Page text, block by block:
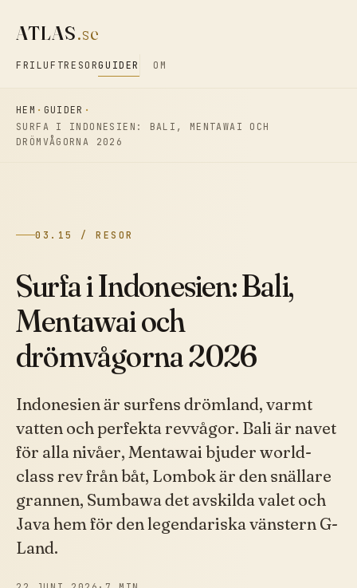
ATLAS.se
FRILUFT RESORGUIDER OM
HEM
GUIDER
SURFA I INDONESIEN: BALI, MENTAWAI OCH
DRÖMVÅGORNA 2026
03.15 / RESOR
Surfa i Indonesien: Bali,
Mentawai och
drömvågorna 2026
Indonesien är surfens drömland, varmt
vatten och perfekta revvågor. Bali är navet
för alla nivåer, Mentawai bjuder world-
class rev från båt, Lombok är den snällare
grannen, Sumbawa det avskilda valet och
Java hem för den legendariska vänstern G-
Land.